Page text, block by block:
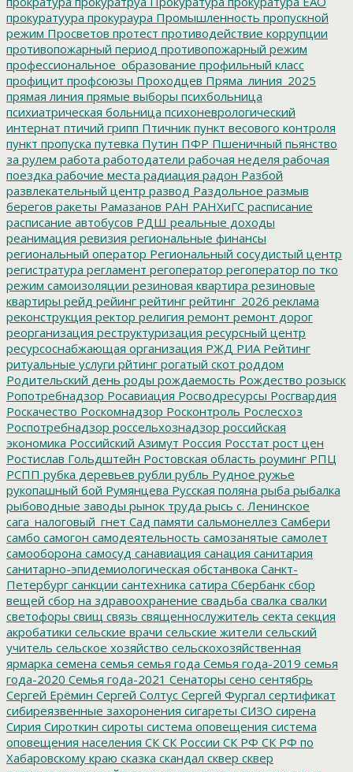
прокуратуура прокураура Промышленность пропускной
режим Просветов протест противодействие коррупции
противопожарный период противопожарный режим
профессиональное_образование профильный класс
профицит профсоюзы Проходцев Пряма_линия_2025
прямая линия прямые выборы психбольница
психиатрическая больница психоневрологический
интернат птичий грипп Птичник пункт весового контроля
пункт пропуска путевка Путин ПФР Пшеничный пьянство
за рулем работа работодатели рабочая неделя рабочая
поездка рабочие места радиация радон Разбой
развлекательный центр развод Раздольное размыв
берегов ракеты Рамазанов РАН РАНХиГС расписание
расписание автобусов РДШ реальные доходы
реанимация ревизия региональные финансы
региональный оператор Региональный сосудистый центр
регистратура регламент регоператор регоператор по тко
режим самоизоляции резиновая квартира резиновые
квартиры рейд рейинг рейтинг рейтинг_2026 реклама
реконструкция ректор религия ремонт ремонт дорог
реорганизация реструктуризация ресурсный центр
ресурсоснабжающая организация РЖД РИА Рейтинг
ритуальные услуги рйтинг рогатый скот роддом
Родительский день роды рождаемость Рождество розыск
Ропотребнадзор Росавиация Росводресурсы Росгвардия
Роскачество Роскомнадзор Росконтроль Рослесхоз
Роспотребнадзор россельхознадзор российская
экономика Российский Азимут Россия Росстат рост цен
Ростислав Гольдштейн Ростовская область роуминг РПЦ
РСПП рубка деревьев рубли рубль Рудное ружье
рукопашный бой Румянцева Русская поляна рыба рыбалка
рыбоводные заводы рынок труда рысь с. Ленинское
сага_налоговый_гнет Сад памяти сальмонеллез Самбери
самбо самогон самодеятельность самозанятые самолет
самооборона самосуд санавиация санация санитария
санитарно-эпидемиологическая обстанвока Санкт-
Петербург санкции сантехника сатира Сбербанк сбор
вещей сбор на здравоохранение свадьба свалка свалки
светофоры свищ связь священнослужитель секта секция
акробатики сельские врачи сельские жители сельский
учитель сельское хозяйство сельскохозяйственная
ярмарка семена семья семья года Семья года-2019 семья
года-2020 Семья года-2021 Сенаторы сено сентябрь
Сергей Ерёмин Сергей Солтус Сергей Фургал сертификат
сибиреязвенные захоронения сигареты СИЗО сирена
Сирия Сироткин сироты система оповещения система
оповещения населения СК СК России СК РФ СК РФ по
Хабаровскому краю сказка скандал сквер сквер